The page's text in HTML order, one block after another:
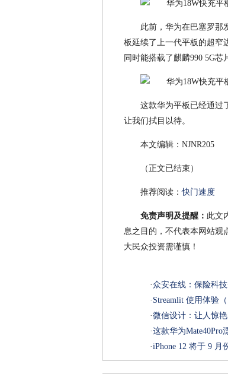
此前，华为在巴塞罗那
板延续了上一代平板的超窄
同时能搭载了麒麟990 5G芯
这款华为平板已经通过
让我们拭目以待。
本文编辑：NJNR205
（正文已结束）
推荐阅读：快门速度
免责声明及提醒： 此文
息之目的，不代表本网站观
大民众投资需谨慎！
·众安在线：保险科
· Streamlit 使用体验（
·微信设计：让人惊
·这款华为Mate40Pro
·iPhone 12 将于 9 月